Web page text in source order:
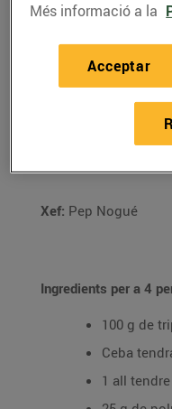
RECEPTES
Arròs
Xef: Pep Nogué
Ingredients per a 4
100 g de
Ceba
1 all
Més informació a la
Acceptar